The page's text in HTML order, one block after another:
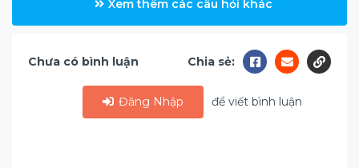
Xem thêm các câu hỏi khác
Chưa có bình luận Chia sẻ:
Đăng Nhập để viết bình luận